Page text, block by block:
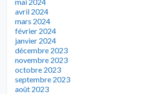
avril 2024
mars 2024
février 2024
janvier 2024
décembre 2023
novembre 2023
octobre 2023
septembre 2023
août 2023